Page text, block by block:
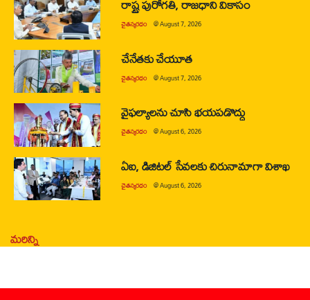
చైతన్యరధం @August 7, 2026
చేనేతకు చేయూత
చైతన్యరధం @August 7, 2026
వైఫల్యాలను చూసి భయపడొద్దు
చైతన్యరధం @August 6, 2026
ఏఐ, డిజిటల్ సేవలకు చిరునామాగా విశాఖ
చైతన్యరధం @August 6, 2026
మరిన్ని